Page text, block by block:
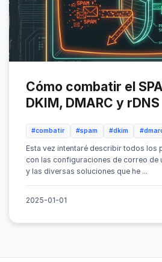
Cómo combatir el
DKIM, DMARC y rDNS
#combatir #spam #dkim
Esta vez intentaré describir todos los
con las configuraciones de correo de
y las diversas soluciones que he ...
2025-01-01